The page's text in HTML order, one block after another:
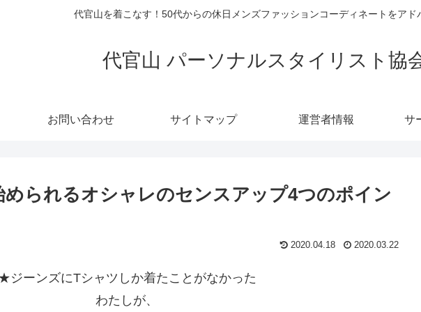
代官山を着こなす！50代からの休日メンズファッションコーディネートをアド
代官山 パーソナルスタイリスト協
お問い合わせ サイトマップ 運営者情報 サ
られるオシャレのセンスアップ4つのポイン
2020.04.18 2020.03.22
ジーンズにTシャツしか着たことがなかった
わたしが、